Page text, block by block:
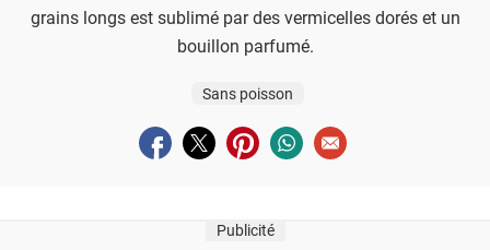
grains longs est sublimé par des vermicelles dorés et un
bouillon parfumé.
Sans poisson
Partager sur facebook
Partager sur twitter
Partager sur pinterest
Partager sur whatsapp
Envoyer à un ami
Publicité